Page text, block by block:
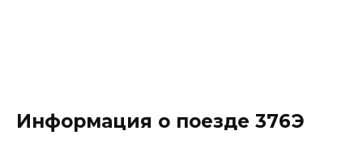
Информация о поезде 376Э